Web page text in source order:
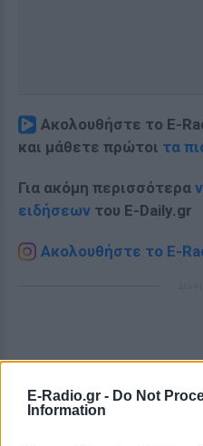
E-Radio.gr - Do Not
Information
Ακολουθήστε το E-
και μάθετε πρώτοι τα
Για ακόμη περισσότερα
ειδήσεων του E-Daily.gr
Ακολουθήστε το E-